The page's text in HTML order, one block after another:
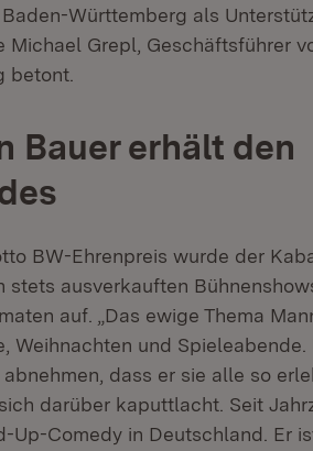
Württemberg als
Michael Grepl, Geschäftsführer
betont.
Bauer erhält den
BW-Ehrenpreis wurde der
stets ausverkauften
auf. „Das ewige Thema
Weihnachten und Spieleabende.
dass er sie alle so
darüber kaputtlacht. Seit
Up-Comedy in Deutschland. Er